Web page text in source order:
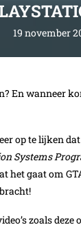
19 november
En wanneer
op te lijken
Systems
het gaat om
zoals deze